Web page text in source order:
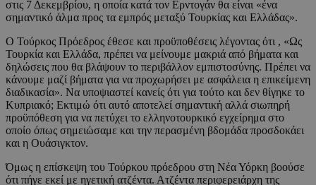
στις 7 Δεκεμβρίου, η οποία κατά τον Ερντογάν θα είναι «ένα
σημαντικό άλμα προς τα εμπρός μεταξύ Τουρκίας και Ελλάδας».
Ο Τούρκος Πρόεδρος έθεσε και προϋποθέσεις λέγοντας ότι , «Ως
Τουρκία και Ελλάδα, πρέπει να μείνουμε μακριά από βήματα και
δηλώσεις που θα βλάψουν το περιβάλλον εμπιστοσύνης. Πρέπει να
κάνουμε μαζί βήματα για να προχωρήσει με ασφάλεια η επικείμενη
διαδικασία». Να υποψιαστεί κανείς ότι για τούτο και δεν θίγηκε το
Κυπριακό; Εκτιμώ ότι αυτό αποτελεί σημαντική αλλά σιωπηρή
προϋπόθεση για να πετύχει το ελληνοτουρκικό εγχείρημα στο
οποίο όπως σημειώσαμε και την περασμένη βδομάδα προσδοκάει
και η Ουάσιγκτον.
Όμως η επίσκεψη του Τούρκου πρόεδρου στη Νέα Υόρκη βοούσε
ότι πήγε εκεί με ηγετική ατζέντα. Ατζέντα περιφερειάρχη της